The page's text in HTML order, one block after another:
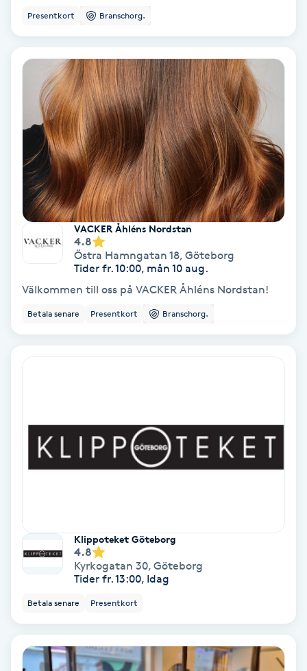
Träning
Tvätt & Fön
Vaccination
Vampyrbehandling
Vaxning
Vaxning brasiliansk
Veterinär
Vårtor
Yoga Nidra
Zonterapi
Presentkort Branschorg.
VACKER Åhléns Nordstan
4.8
Östra Hamngatan 18, Göteborg
Tider fr. 10:00, mån 10 aug.
Välkommen till oss på VACKER Åhléns Nordstan!
Betala senare Presentkort Branschorg.
Klippoteket Göteborg
4.8
Kyrkogatan 30, Göteborg
Tider fr. 13:00, Idag
Betala senare Presentkort